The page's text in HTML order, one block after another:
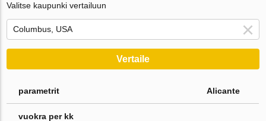
Valitse kaupunki vertailuun
Vertaile
parametrit Alicante
vuokra per kk